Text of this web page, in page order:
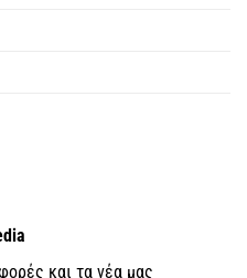
και τα νέα μας